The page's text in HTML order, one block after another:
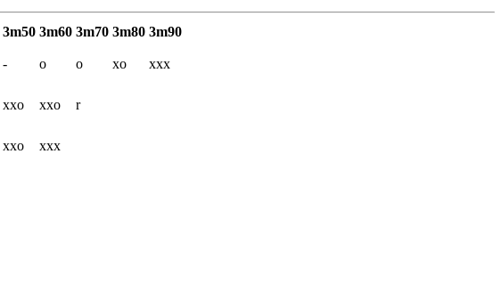
3m50 3m60 3m70 3m80 3m90
- o o xo xxx
xxo xxo r
xxo xxx